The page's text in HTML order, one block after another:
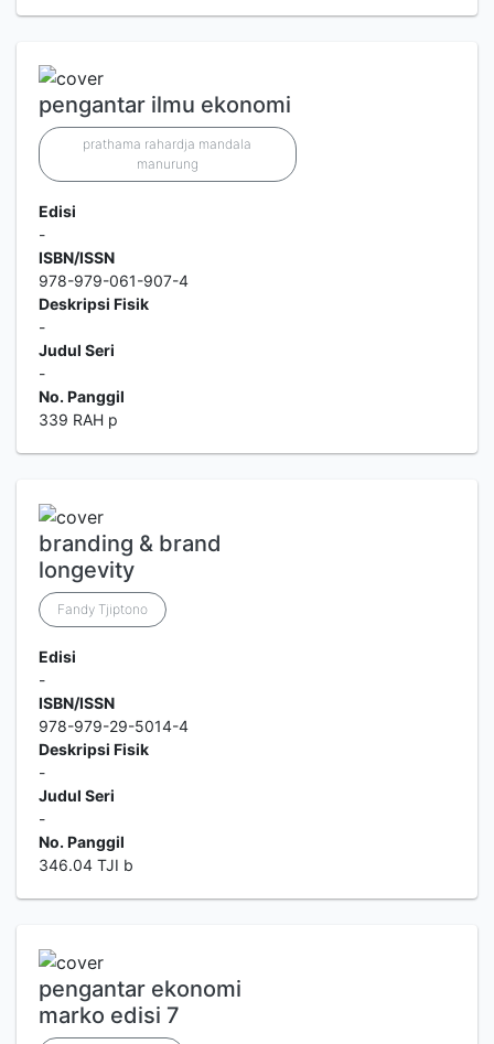
pengantar ilmu ekonomi
prathama rahardja mandala
manurung
Edisi
-
ISBN/ISSN
978-979-061-907-4
Deskripsi Fisik
-
Judul Seri
-
No. Panggil
339 RAH p
branding & brand
longevity
Fandy Tjiptono
Edisi
-
ISBN/ISSN
978-979-29-5014-4
Deskripsi Fisik
-
Judul Seri
-
No. Panggil
346.04 TJI b
pengantar ekonomi
marko edisi 7